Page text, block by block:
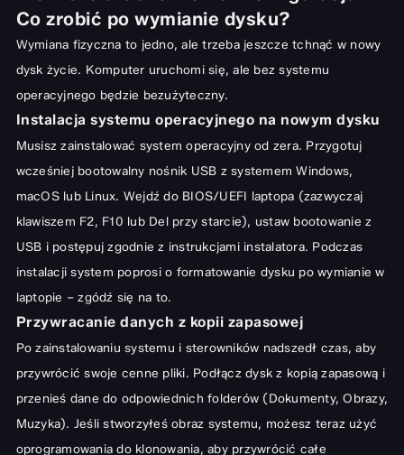
Co zrobić po wymianie dysku?
Wymiana fizyczna to jedno, ale trzeba jeszcze tchnąć w nowy
dysk życie. Komputer uruchomi się, ale bez systemu
operacyjnego będzie bezużyteczny.
Instalacja systemu operacyjnego na nowym dysku
Musisz zainstalować system operacyjny od zera. Przygotuj
wcześniej bootowalny nośnik USB z systemem Windows,
macOS lub Linux. Wejdź do BIOS/UEFI laptopa (zazwyczaj
klawiszem F2, F10 lub Del przy starcie), ustaw bootowanie z
USB i postępuj zgodnie z instrukcjami instalatora. Podczas
instalacji system poprosi o formatowanie dysku po wymianie w
laptopie – zgódź się na to.
Przywracanie danych z kopii zapasowej
Po zainstalowaniu systemu i sterowników nadszedł czas, aby
przywrócić swoje cenne pliki. Podłącz dysk z kopią zapasową i
przenieś dane do odpowiednich folderów (Dokumenty, Obrazy,
Muzyka). Jeśli stworzyłeś obraz systemu, możesz teraz użyć
oprogramowania do klonowania, aby przywrócić całe